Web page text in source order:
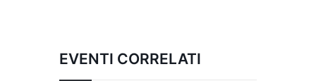
EVENTI CORRELATI